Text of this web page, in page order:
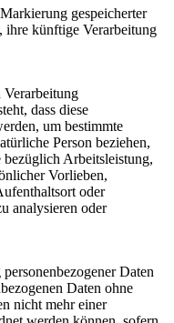
gespeicherter
ihre künftige Verarbeitung
dass diese
um bestimmte
Person beziehen,
bezüglich Arbeitsleistung,
Vorlieben,
oder
analysieren oder
Daten
Daten ohne
nicht mehr einer